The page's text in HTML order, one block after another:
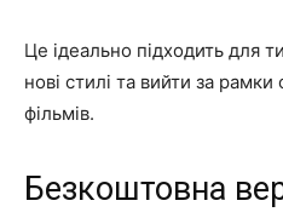
Це ідеально підходить для
нові стилі та вийти за
фільмів.
Безкоштовна